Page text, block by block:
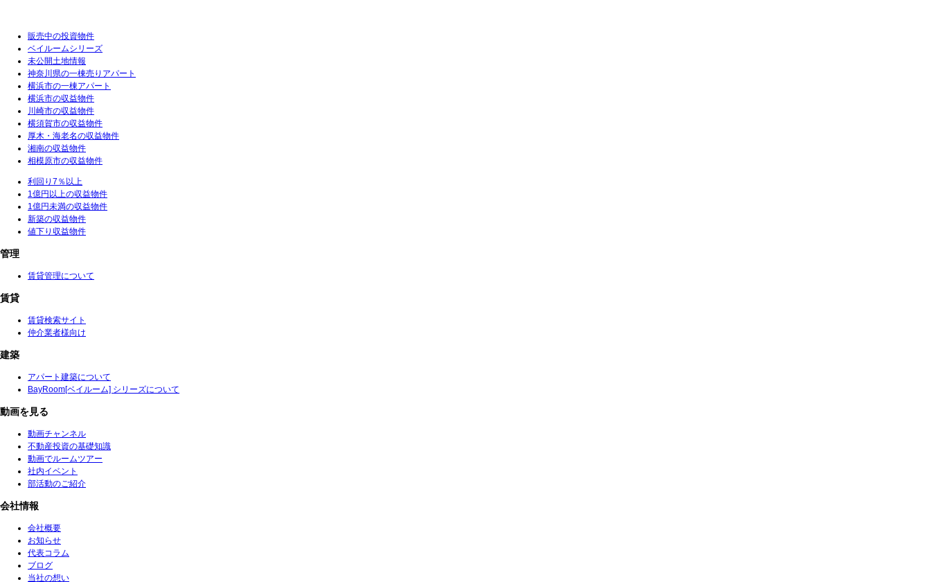
販売中の投資物件
ベイルームシリーズ
未公開土地情報
神奈川県の一棟売りアパート
横浜市の一棟アパート
横浜市の収益物件
川崎市の収益物件
横須賀市の収益物件
厚木・海老名の収益物件
湘南の収益物件
相模原市の収益物件
利回り7％以上
1億円以上の収益物件
1億円未満の収益物件
新築の収益物件
値下り収益物件
管理
賃貸管理について
賃貸
賃貸検索サイト
仲介業者様向け
建築
アパート建築について
BayRoom[ベイルーム] シリーズについて
動画を見る
動画チャンネル
不動産投資の基礎知識
動画でルームツアー
社内イベント
部活動のご紹介
会社情報
会社概要
お知らせ
代表コラム
ブログ
当社の想い